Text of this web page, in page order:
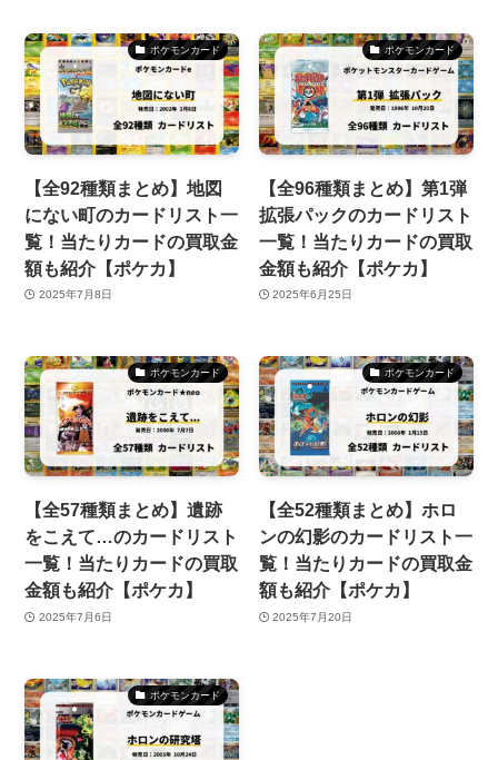
ポケモンカード
【全92種類まとめ】地図
にない町のカードリスト一
覧！当たりカードの買取金
額も紹介【ポケカ】
2025年7月8日
ポケモンカード
【全96種類まとめ】第1弾
拡張パックのカードリスト
一覧！当たりカードの買取
金額も紹介【ポケカ】
2025年6月25日
ポケモンカード
【全57種類まとめ】遺跡
をこえて…のカードリスト
一覧！当たりカードの買取
金額も紹介【ポケカ】
2025年7月6日
ポケモンカード
【全52種類まとめ】ホロ
ンの幻影のカードリスト一
覧！当たりカードの買取金
額も紹介【ポケカ】
2025年7月20日
ポケモンカード